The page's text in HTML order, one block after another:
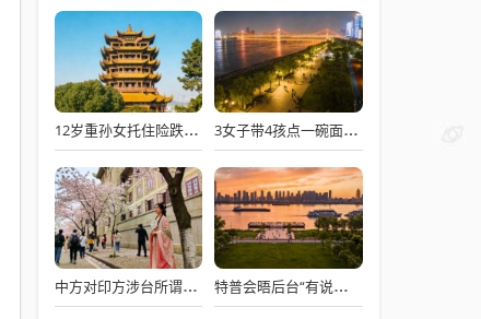
12岁重孙女托住险跌倒的92岁太爷爷 3女子带4孩点一碗面多次免费续面
中方对印方涉台所谓“澄清”感到意外 特普会晤后台“有说有笑”愉快交流